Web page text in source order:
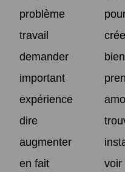
problème
travail
demander
bien
important
expérience
dire
augmenter
en fait
voir